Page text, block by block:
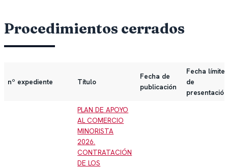
Procedimientos cerrados
nº expediente Título
Fecha de
publicación
Fecha límite
de
presentación
PLAN DE APOYO
AL COMERCIO
MINORISTA
2026.
CONTRATACIÓN
DE LOS